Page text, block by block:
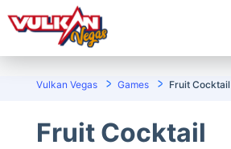
Vulkan Vegas Games Fruit Cocktail
Fruit Cocktail